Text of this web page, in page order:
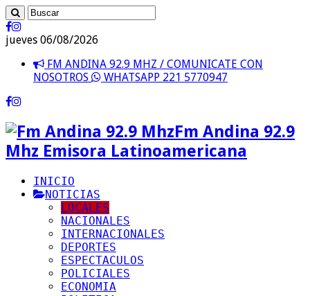
jueves 06/08/2026
FM ANDINA 92.9 MHZ / COMUNICATE CON
NOSOTROS
WHATSAPP 221 5770947
Fm Andina 92.9
Mhz Emisora Latinoamericana
INICIO
NOTICIAS
LOCALES
NACIONALES
INTERNACIONALES
DEPORTES
ESPECTACULOS
POLICIALES
ECONOMIA